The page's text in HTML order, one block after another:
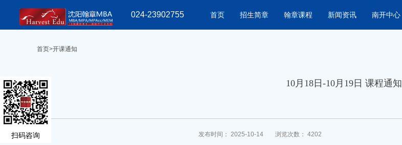
024-23902755 首页 招生简章 翰章课程 新闻资讯 南开中心
扫码咨询
首页>开课通知
10月18日-10月19日 课程通知
发布时间： 2025-10-14 浏览次数： 4202